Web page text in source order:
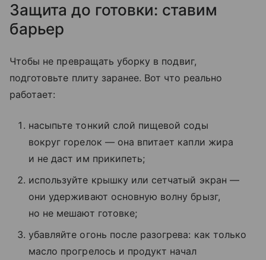
Защита до готовки: ставим
барьер
Чтобы не превращать уборку в подвиг,
подготовьте плиту заранее. Вот что реально
работает:
насыпьте тонкий слой пищевой соды
вокруг горелок — она впитает капли жира
и не даст им прикипеть;
используйте крышку или сетчатый экран —
они удерживают основную волну брызг,
но не мешают готовке;
убавляйте огонь после разогрева: как только
масло прогрелось и продукт начал